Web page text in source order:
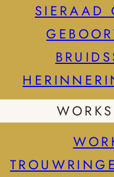
SIERAAD